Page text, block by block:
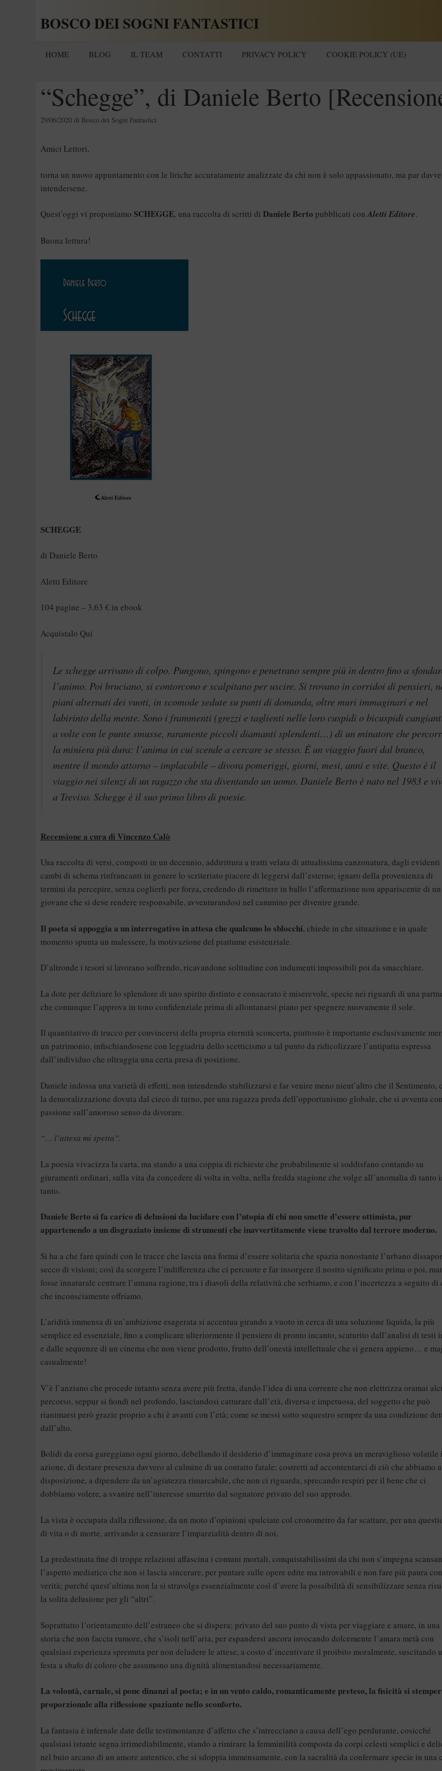
BOSCO DEI SOGNI FANTASTICI
HOME BLOG IL TEAM CONTATTI PRIVACY POLICY COOKIE POLICY (UE)
“Schegge”, di Daniele Berto
29/06/2020 di Bosco dei Sogni Fantastici
Amici Lettori,
torna un nuovo appuntamento con le liriche accuratamente analizzate da chi non è solo appassionato, ma par
intendersene.
Quest’oggi vi proponiamo SCHEGGE, una raccolta di scritti di Daniele Berto pubblicati conAletti Editore.
Buona lettura!
SCHEGGE
di Daniele Berto
Aletti Editore
104 pagine – 3,63 € in ebook
Acquistalo Qui
Le schegge arrivano di colpo. Pungono, spingono e penetrano sempre più in dentro fino a
l’animo. Poi bruciano, si contorcono e scalpitano per uscire. Si trovano in corridoi di pensieri,
piani alternati dei vuoti, in scomode sedute su punti di domanda, oltre muri immaginari e nel
labirinto della mente. Sono i frammenti (grezzi e taglienti nelle loro cuspidi o bicuspidi
a volte con le punte smusse, raramente piccoli diamanti splendenti…) di un minatore che
la miniera più dura: l’anima in cui scende a cercare se stesso. È un viaggio fuori dal branco,
mentre il mondo attorno – implacabile – divora pomeriggi, giorni, mesi, anni e vite. Questo è il
viaggio nei silenzi di un ragazzo che sta diventando un uomo. Daniele Berto è nato nel 1983 e
a Treviso. Schegge è il suo primo libro di poesie.
Recensione a cura di Vincenzo Calò
Una raccolta di versi, composti in un decennio, addirittura a tratti velata di attualissima canzonatura, dagli evidenti
cambi di schema rinfrancanti in genere lo scriteriato piacere di leggersi dall’esterno; ignaro della provenienza di
termini da percepire, senza coglierli per forza, credendo di rimettere in ballo l’affermazione non appariscente di un
giovane che si deve rendere responsabile, avventurandosi nel cammino per divenire grande.
Il poeta si appoggia a un interrogativo in attesa che qualcuno lo sblocchi, chiede in che situazione e in quale
momento spunta un malessere, la motivazione del piattume esistenziale.
D’altronde i tesori si lavorano soffrendo, ricavandone solitudine con indumenti impossibili poi da smacchiare.
La dote per deliziare lo splendore di uno spirito distinto e consacrato è miserevole, specie nei riguardi di una
che comunque l’approva in tono confidenziale prima di allontanarsi piano per spegnere nuovamente il sole.
Il quantitativo di trucco per convincersi della propria eternità sconcerta, piuttosto è importante esclusivamente
un patrimonio, infischiandosene con leggiadria dello scetticismo a tal punto da ridicolizzare l’antipatia espressa
dall’individuo che oltraggia una certa presa di posizione.
Daniele indossa una varietà di effetti, non intendendo stabilizzarsi e far venire meno nient’altro che il Sentimento,
la demoralizzazione dovuta dal cieco di turno, per una ragazza preda dell’opportunismo globale, che si avventa con
passione sull’amoroso senso da divorare.
“… l’attesa mi spetta”.
La poesia vivacizza la carta, ma stando a una coppia di richieste che probabilmente si soddisfano contando su
giuramenti ordinari, sulla vita da concedere di volta in volta, nella fredda stagione che volge all’anomalia di tanto
tanto.
Daniele Berto si fa carico di delusioni da lucidare con l’utopia di chi non smette d’essere ottimista, pur
appartenendo a un disgraziato insieme di strumenti che inavvertitamente viene travolto dal terrore moderno.
Si ha a che fare quindi con le tracce che lascia una forma d’essere solitaria che spazia nonostante l’urbano
secco di visioni; così da scorgere l’indifferenza che ci percuote e far insorgere il nostro significato prima o poi,
fosse innaturale centrare l’umana ragione, tra i diavoli della relatività che serbiamo, e con l’incertezza a seguito di
che inconsciamente offriamo.
L’aridità immensa di un’ambizione esagerata si accentua girando a vuoto in cerca di una soluzione liquida, la più
semplice ed essenziale, fino a complicare ulteriormente il pensiero di pronto incanto, scaturito dall’analisi di testi
e dalle sequenze di un cinema che non viene prodotto, frutto dell’onestà intellettuale che si genera appieno… e
casualmente!
V’è l’anziano che procede intanto senza avere più fretta, dando l’idea di una corrente che non elettrizza oramai
percorso, seppur si fiondi nel profondo, lasciandosi catturare dall’età, diversa e impetuosa, del soggetto che può
rianimarsi però grazie proprio a chi è avanti con l’età; come se messi sotto sequestro sempre da una condizione
dall’alto.
Bolidi da corsa gareggiano ogni giorno, debellando il desiderio d’immaginare cosa prova un meraviglioso volatile
azione, di destare presenza davvero al culmine di un contatto fatale; costretti ad accontentarci di ciò che abbiamo a
disposizione, a dipendere da un’agiatezza rimarcabile, che non ci riguarda, sprecando respiri per il bene che ci
dobbiamo volere, a svanire nell’interesse smarrito dal sognatore privato del suo approdo.
La vista è occupata dalla riflessione, da un moto d’opinioni spulciate col cronometro da far scattare, per una
di vita o di morte, arrivando a censurare l’imparzialità dentro di noi.
La predestinata fine di troppe relazioni affascina i comuni mortali, conquistabilissimi da chi non s’impegna
l’aspetto mediatico che non si lascia sincerare, per puntare sulle opere edite ma introvabili e non fare più paura
verità; purché quest’ultima non la si stravolga essenzialmente così d’avere la possibilità di sensibilizzare senza
la solita delusione per gli “altri”.
Soprattutto l’orientamento dell’estraneo che si dispera; privato del suo punto di vista per viaggiare e amare, in una
storia che non faccia rumore, che s’isoli nell’aria, per espandersi ancora invocando dolcemente l’amara metà con
qualsiasi esperienza spremuta per non deludere le attese, a costo d’incentivare il proibito moralmente, suscitando
festa a sbafo di coloro che assumono una dignità alimentandosi necessariamente.
La volontà, carnale, si pone dinanzi al poeta; e in un vento caldo, romanticamente preteso, la fisicità si
proporzionale alla riflessione spaziante nello sconforto.
La fantasia è infernale date delle testimonianze d’affetto che s’intrecciano a causa dell’ego perdurante, cosicché
qualsiasi istante segna irrimediabilmente, stando a rimirare la femminilità composta da corpi celesti semplici e
nel buio arcano di un amore autentico, che si sdoppia immensamente, con la sacralità da confermare specie in una